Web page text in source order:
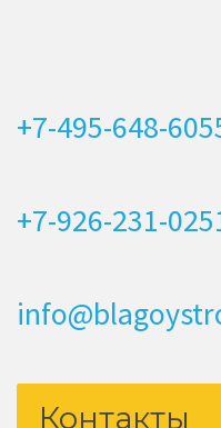
+7-495-648-
+7-926-231-
Контакты